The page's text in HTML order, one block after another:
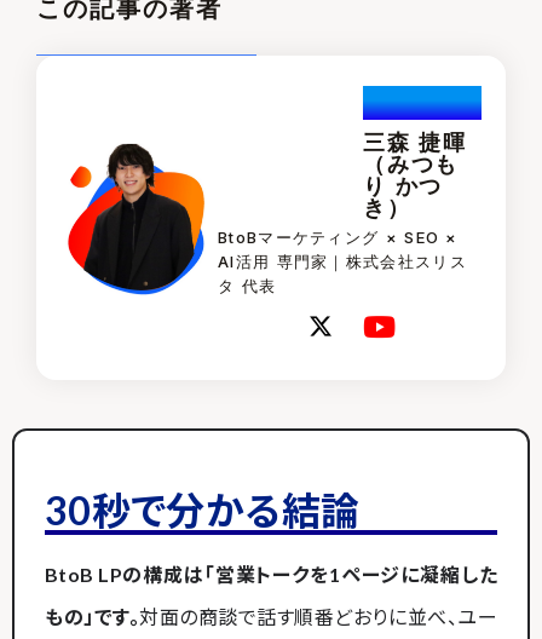
この記事の著者
Katuski.Mi
tsumori
三森 捷暉
（みつも
り かつ
き）
BtoBマーケティング × SEO ×
AI活用 専門家｜株式会社スリス
タ 代表
30秒で分かる結論
BtoB LPの構成は「営業トークを1ページに凝縮した
もの」です。対面の商談で話す順番どおりに並べ、ユー